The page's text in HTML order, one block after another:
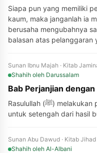
Siapa pun yang memiliki
kaum, maka janganlah ia
berusaha mengubahnya
balasan atas pelanggaran
Sunan Ibnu Majah · Kitab
Shahih oleh Darussalam
Bab Perjanjian
Rasulullah (ﷺ) melakukan perjanjian dengan penduduk Khaibar
untuk setengah dari hasil
Sunan Abu Dawud · Kitab
Shahih oleh Al-Albani